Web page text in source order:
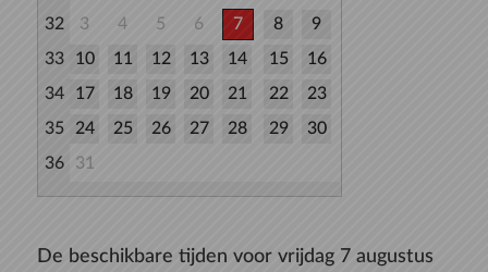
32
3 4 5 6 7 8
9
33
10 11 12 13 14 15
16
34
17 18 19 20 21 22
23
35
24 25 26 27 28 29
30
36
31
De beschikbare tijden voor vrijdag 7 augustus